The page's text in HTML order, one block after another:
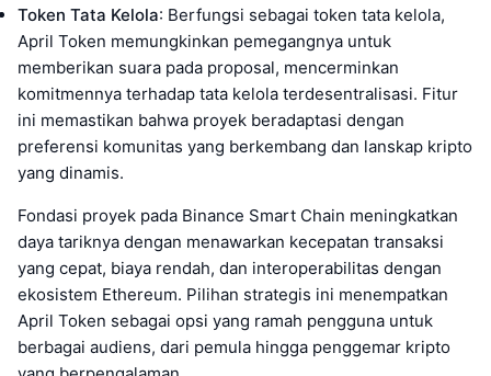
Token Tata Kelola: Berfungsi sebagai token tata kelola,
April Token memungkinkan pemegangnya untuk
memberikan suara pada proposal, mencerminkan
komitmennya terhadap tata kelola terdesentralisasi. Fitur
ini memastikan bahwa proyek beradaptasi dengan
preferensi komunitas yang berkembang dan lanskap kripto
yang dinamis.
Fondasi proyek pada Binance Smart Chain meningkatkan
daya tariknya dengan menawarkan kecepatan transaksi
yang cepat, biaya rendah, dan interoperabilitas dengan
ekosistem Ethereum. Pilihan strategis ini menempatkan
April Token sebagai opsi yang ramah pengguna untuk
berbagai audiens, dari pemula hingga penggemar kripto